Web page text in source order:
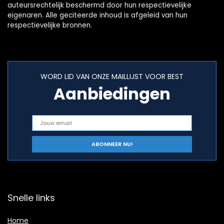
auteursrechtelijk beschermd door hun respectievelijke
eigenaren. Alle geciteerde inhoud is afgeleid van hun
respectievelijke bronnen.
WORD LID VAN ONZE MAILLIJST VOOR BEST
Aanbiedingen
Snelle links
Home